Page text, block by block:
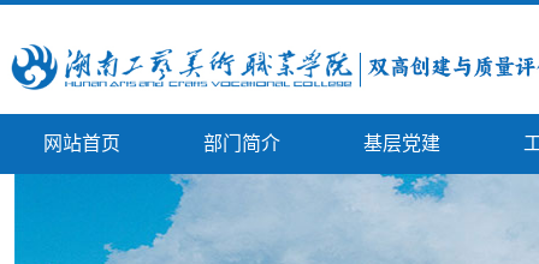
网站首页 部门简介 基层党建